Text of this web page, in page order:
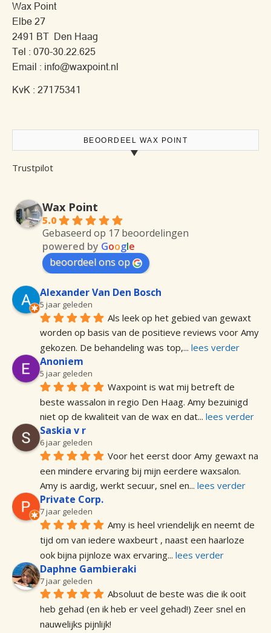
Wax Point
Elbe 27
2491 BT Den Haag
Tel : 070-30.22.625
Email : info@waxpoint.nl
KvK : 27175341
BEOORDEEL WAX POINT
Trustpilot
Wax Point
5.0
Gebaseerd op 17 beoordelingen
powered by Google
beoordeel ons op
Alexander Van Den Bosch
5 jaar geleden
Als leek op het gebied van gewaxt
worden op basis van de positieve reviews voor Amy
gekozen. De behandeling was top,... lees verder
Anoniem
5 jaar geleden
Waxpoint is wat mij betreft de
beste wassalon in regio Den Haag. Amy bezuinigd
niet op de kwaliteit van de wax en dat... lees verder
Saskia v r
6 jaar geleden
Voor het eerst door Amy gewaxt na
een mindere ervaring bij mijn eerdere waxsalon.
Amy is aardig, werkt secuur, snel en... lees verder
Private Corp.
7 jaar geleden
Amy is heel vriendelijk en neemt de
tijd om van iedere waxbeurt , naast een haarloze
ook bijna pijnloze wax ervaring... lees verder
Daphne Gambieraki
7 jaar geleden
Absoluut de beste was die ik ooit
heb gehad (en ik heb er veel gehad!) Zeer snel en
nauwelijks pijnlijk!